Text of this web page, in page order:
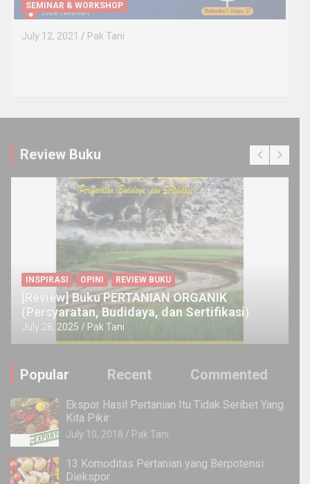
SEMINAR & WORKSHOP
July 12, 2021 Pak Tani
Review Buku
INSPIRASI OPINI REVIEW BUKU
[Review] Buku PERTANIAN ORGANIK
(Persyaratan, Budidaya, dan Sertifikasi)
July 28, 2025 Pak Tani
Popular Recent Commented
Ekspor Hasil Pertanian Itu Tidak Seribet Yang
Kita Pikir
July 10, 2018 Pak Tani
13 Komoditas Pertanian yang Berpotensi
Diekspor